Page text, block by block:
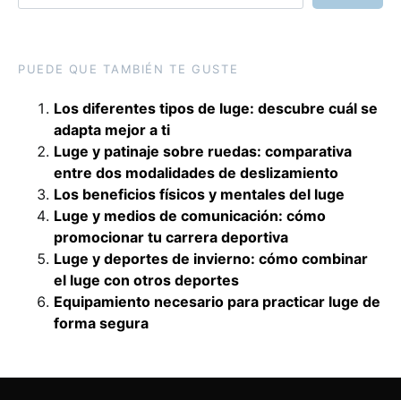
PUEDE QUE TAMBIÉN TE GUSTE
Los diferentes tipos de luge: descubre cuál se
adapta mejor a ti
Luge y patinaje sobre ruedas: comparativa
entre dos modalidades de deslizamiento
Los beneficios físicos y mentales del luge
Luge y medios de comunicación: cómo
promocionar tu carrera deportiva
Luge y deportes de invierno: cómo combinar
el luge con otros deportes
Equipamiento necesario para practicar luge de
forma segura